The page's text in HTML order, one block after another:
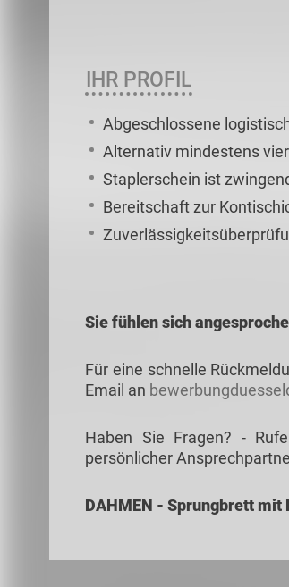
IHR PROFIL
Abgeschlossene
Alternativ mindestens
Staplerschein ist
Bereitschaft zur
Sie fühlen sich
Für eine schnelle
Email an
Haben Sie Fragen? -
persönlicher
DAHMEN - Sprungbrett mit